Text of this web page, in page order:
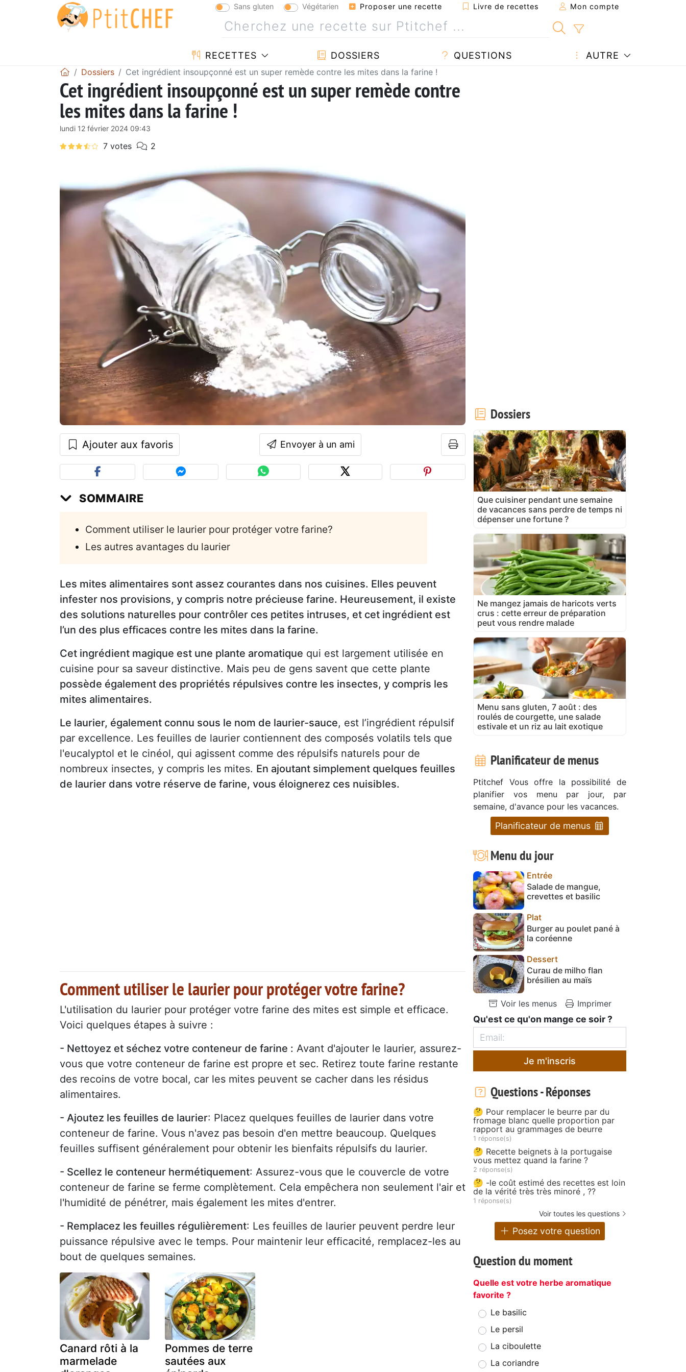
Sans gluten Végétarien Proposer une recette Livre de recettes Mon compte
RECETTES DOSSIERS QUESTIONS AUTRE
Dossiers Cet ingrédient insoupçonné est un super remède contre les mites dans la farine !
Cet ingrédient insoupçonné est un super remède contre
les mites dans la farine !
lundi 12 février 2024 09:43
Ajouter aux favoris Envoyer à un ami
SOMMAIRE
Comment utiliser le laurier pour protéger votre farine?
Les autres avantages du laurier
Les mites alimentaires sont assez courantes dans nos cuisines. Elles peuvent
infester nos provisions, y compris notre précieuse farine. Heureusement, il existe
des solutions naturelles pour contrôler ces petites intruses, et cet ingrédient est
l’un des plus efficaces contre les mites dans la farine.
Cet ingrédient magique est une plante aromatique qui est largement utilisée en
cuisine pour sa saveur distinctive. Mais peu de gens savent que cette plante
possède également des propriétés répulsives contre les insectes, y compris les
mites alimentaires.
Le laurier, également connu sous le nom de laurier-sauce, est l’ingrédient répulsif
par excellence. Les feuilles de laurier contiennent des composés volatils tels que
l'eucalyptol et le cinéol, qui agissent comme des répulsifs naturels pour de
nombreux insectes, y compris les mites. En ajoutant simplement quelques feuilles
de laurier dans votre réserve de farine, vous éloignerez ces nuisibles.
Comment utiliser le laurier pour protéger votre farine?
L'utilisation du laurier pour protéger votre farine des mites est simple et efficace.
Voici quelques étapes à suivre :
- Nettoyez et séchez votre conteneur de farine : Avant d'ajouter le laurier, assurez-
vous que votre conteneur de farine est propre et sec. Retirez toute farine restante
des recoins de votre bocal, car les mites peuvent se cacher dans les résidus
alimentaires.
- Ajoutez les feuilles de laurier: Placez quelques feuilles de laurier dans votre
conteneur de farine. Vous n'avez pas besoin d'en mettre beaucoup. Quelques
feuilles suffisent généralement pour obtenir les bienfaits répulsifs du laurier.
- Scellez le conteneur her­mé­tiquement: Assurez-vous que le couvercle de votre
conteneur de farine se ferme complètement. Cela empêchera non seulement l'air et
l'humidité de pénétrer, mais également les mites d'entrer.
- Remplacez les feuilles régulièrement: Les feuilles de laurier peuvent perdre leur
puissance répulsive avec le temps. Pour maintenir leur efficacité, remplacez-les au
bout de quelques semaines.
Canard rôti à la
marmelade
Pommes de terre
sautées aux
Dossiers
Que cuisiner pendant une semaine
de vacances sans perdre de temps ni
dépenser une fortune ?
Ne mangez jamais de haricots verts
crus : cette erreur de préparation
peut vous rendre malade
Menu sans gluten, 7 août : des
roulés de courgette, une salade
estivale et un riz au lait exotique
Planificateur de menus
Ptitchef Vous offre la possibilité de
planifier vos menu par jour, par
semaine, d'avance pour les vacances.
Planificateur de menus
Menu du jour
Entrée
Salade de mangue,
crevettes et basilic
Plat
Burger au poulet pané à
la coréenne
Dessert
Curau de milho flan
brésilien au maïs
Voir les menus Imprimer
Qu'est ce qu'on mange ce soir ?
Je m'inscris
Questions - Réponses
🤔 Pour remplacer le beurre par du
fromage blanc quelle proportion par
rapport au grammages de beurre
1 réponse(s)
🤔 Recette beignets à la portugaise
vous mettez quand la farine ?
2 réponse(s)
🤔 -le coût estimé des recettes est loin
de la vérité très très minoré , ??
1 réponse(s)
Voir toutes les questions
Posez votre question
Question du moment
Quelle est votre herbe aromatique
favorite ?
Le basilic
Le persil
La ciboulette
La coriandre